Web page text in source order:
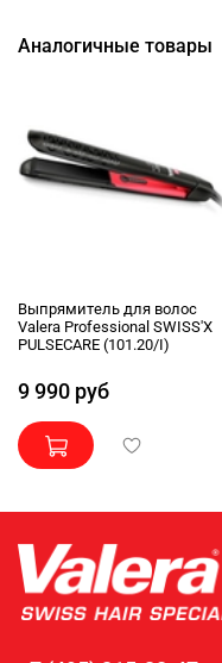
Аналогичные товары
Выпрямитель для волос
Valera Professional SWISS'X
PULSECARE (101.20/I)
9 990 руб